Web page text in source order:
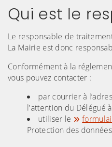
Qui est le
Le responsable de
La Mairie est donc
Conformément à la
vous pouvez contacter :
par courrier à
l'attention du Délégué
utiliser le
Protection des données